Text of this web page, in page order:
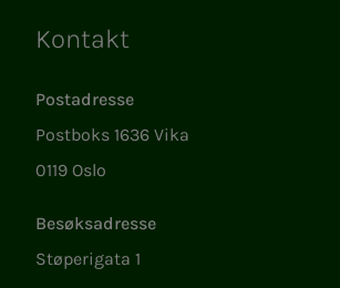
Kontakt
Postadresse
Postboks 1636 Vika
0119 Oslo
Besøksadresse
Støperigata 1